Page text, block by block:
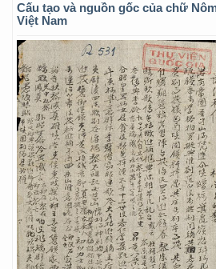
Cấu tạo và nguồn gốc của chữ
Việt Nam